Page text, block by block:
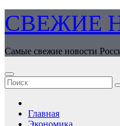
Перейти
к
содержимому
СВЕЖИЕ
Самые свежие новости
Главная
Экономика